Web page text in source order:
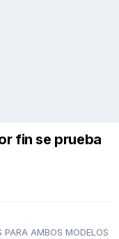
fin se prueba
PARA AMBOS MODELOS